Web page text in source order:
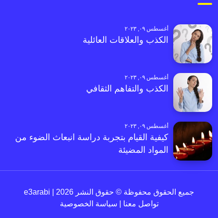
أغسطس ٠٩, ٢٠٢٣
الكذب والعلاقات العائلية
أغسطس ٠٩, ٢٠٢٣
الكذب والتفاهم الثقافي
أغسطس ٠٩, ٢٠٢٣
كيفية القيام بتجربة دراسة انبعاث الضوء من
المواد المضيئة
جميع الحقوق محفوظة © حقوق النشر 2026 | e3arabi
تواصل معنا
سياسة الخصوصية